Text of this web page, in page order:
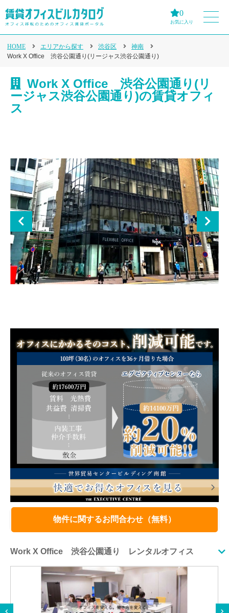
0
お気に入り
HOME エリアから探す 渋谷区
神南
Work X Office 渋谷公園通り(リージャス渋谷公園通り)
Work X Office 渋谷公園通り(リ
ージャス渋谷公園通り)の賃貸オフィ
ス
物件に関するお問合わせ（無料）
Work X Office 渋谷公園通り レンタルオフィス